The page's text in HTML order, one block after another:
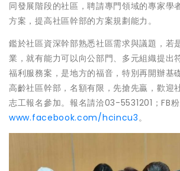
同發展階段的社區，聘請專門領域的專家學
方案，提高社區幹部的方案規劃能力。
鑑於社區資深幹部熟悉社區需求與議題，若
業，就有能力可以向公部門、多元組織提出
福利服務案，是地方的福音，特別再開辦基
高齡社區幹部，名額有限，先搶先贏，歡迎
志工報名參加。報名請洽03-5531201；FB
www.facebook.com/hcincu3。